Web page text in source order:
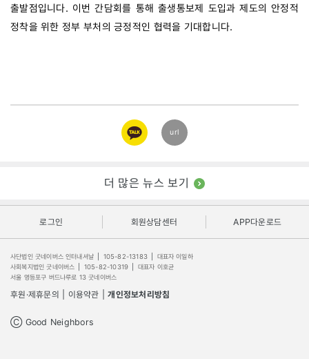
출발점입니다. 이번 간담회를 통해 출생통보제 도입과 제도의 안정적
정착을 위한 정부 부처의 긍정적인 협력을 기대합니다.
카카오
링크
url
더 많은 뉴스 보기
로그인 회원상담센터 APP다운로드
사단법인 굿네이버스 인터내셔날 105-82-13183
대표자 이일하
사회복지법인 굿네이버스
105-82-10319
대표자 이호균
서울 영등포구 버드나루로 13 굿네이버스
후원·제휴문의 이용약관 개인정보처리방침
Ⓒ Good Neighbors